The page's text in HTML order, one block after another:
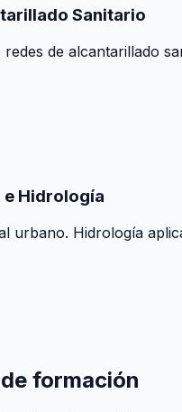
Sanitario
de alcantarillado
e Hidrología
urbano. Hidrología
de formación